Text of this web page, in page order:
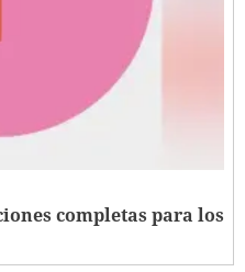
completas para los